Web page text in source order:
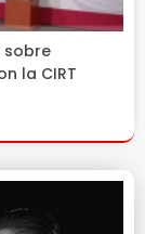
sobre
la CIRT